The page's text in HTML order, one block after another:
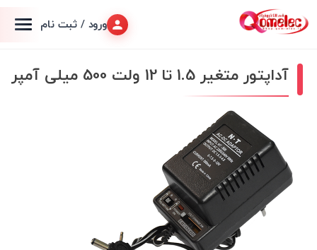
ورود / ثبت نام
آداپتور متغیر 1.5 تا 12 ولت 500 میلی آمپر